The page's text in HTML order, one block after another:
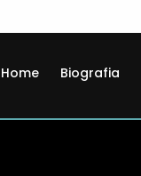
Home Biografia